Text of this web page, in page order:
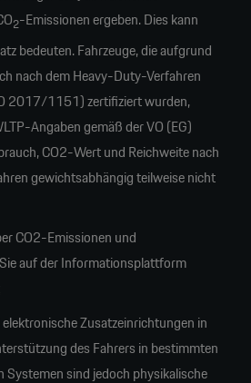
2-Emissionen ergeben. Dies kann
bedeuten. Fahrzeuge, die aufgrund
nach dem Heavy-Duty-Verfahren
2017/1151) zertifiziert wurden,
Angaben gemäß der VO (EG)
CO2-Wert und Reichweite nach
gewichtsabhängig teilweise nicht
CO2-Emissionen und
auf der Informationsplattform
Zusatzeinrichtungen in
des Fahrers in bestimmten
Systemen sind jedoch physikalische